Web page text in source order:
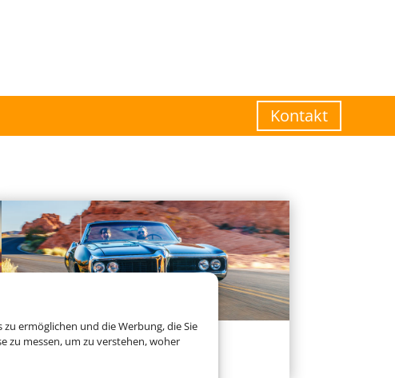
ermöglichen und die Werbung, die Sie
zu messen, um zu verstehen, woher
Kontakt
Mietwagen